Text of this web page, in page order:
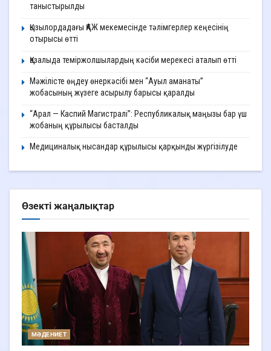
таныстырылды
Қызылордадағы ҚАЖ мекемесінде тәлімгерлер кеңесінің
отырысы өтті
Қазалыда теміржолшылардың кәсіби мерекесі аталып өтті
Мәжілісте өңдеу өнеркәсібі мен “Ауыл аманаты”
жобасының жүзеге асырылу барысы қаралды
“Арал — Каспий Магистралі”: Республикалық маңызы бар үш
жобаның құрылысы басталды
Медициналық нысандар құрылысы қарқынды жүргізілуде
Өзекті жаңалықтар
МӘДЕНИЕТ